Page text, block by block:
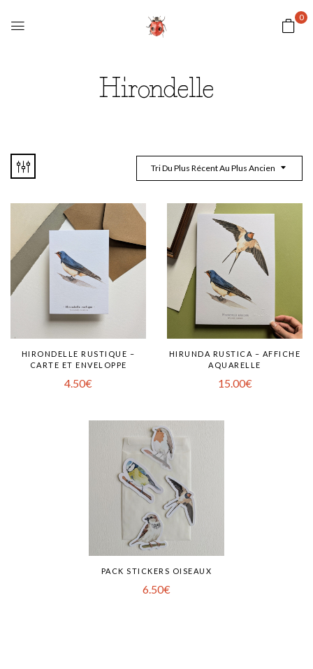
0
Hirondelle
Tri Du Plus Récent Au Plus Ancien
HIRONDELLE RUSTIQUE –
CARTE ET ENVELOPPE
4.50€
HIRUNDA RUSTICA – AFFICHE
AQUARELLE
15.00€
PACK STICKERS OISEAUX
6.50€